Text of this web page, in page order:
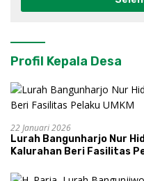
Profil Kepala Desa
22 Januari 2026
Lurah Bangunharjo Nur
Kalurahan Beri Fasilitas